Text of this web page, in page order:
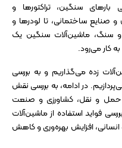
بارهای سنگین، تراکتور‌ها و
صنایع ساختمانی، تا لودرها و
و سنگ، ماشین‌آلات سنگین یک
کار می‌رود.
زده می‌گذاریم و به بررسی
در ادامه، به بررسی نقش
حمل و نقل، کشاورزی و صنعت
فواید استفاده از ماشین‌آلات
افزایش بهره‌وری و کاهش